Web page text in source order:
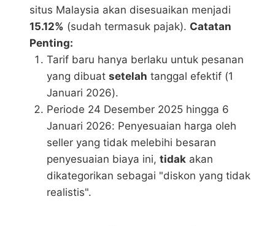
situs Malaysia akan disesuaikan menjadi
15.12% (sudah termasuk pajak). Catatan
Penting:
Tarif baru hanya berlaku untuk pesanan
yang dibuat setelah tanggal efektif (1
Januari 2026).
Periode 24 Desember 2025 hingga 6
Januari 2026: Penyesuaian harga oleh
seller yang tidak melebihi besaran
penyesuaian biaya ini, tidak akan
dikategorikan sebagai "diskon yang tidak
realistis".